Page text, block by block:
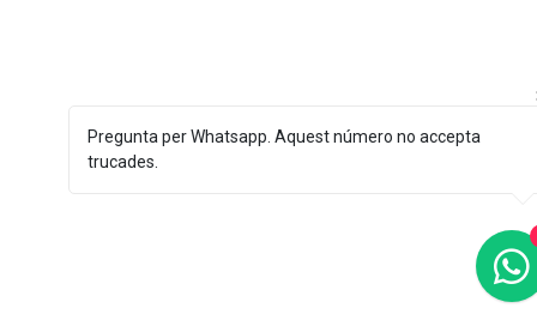
Pregunta per Whatsapp. Aquest número no accepta
trucades.